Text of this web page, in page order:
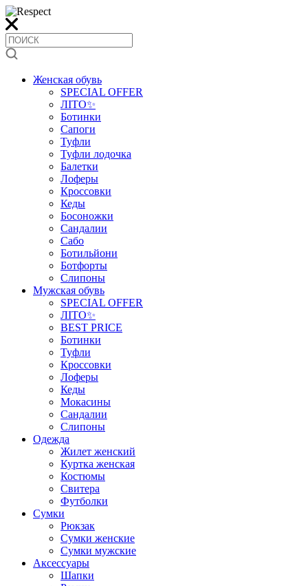
Женская обувь
SPECIAL OFFER
ЛІТО✨
Ботинки
Сапоги
Туфли
Туфли лодочка
Балетки
Лоферы
Кроссовки
Кеды
Босоножки
Сандалии
Сабо
Ботильйони
Ботфорты
Слипоны
Мужская обувь
SPECIAL OFFER
ЛІТО✨
BEST PRICE
Ботинки
Туфли
Кроссовки
Лоферы
Кеды
Мокасины
Сандалии
Слипоны
Одежда
Жилет женский
Куртка женская
Костюмы
Свитера
Футболки
Сумки
Рюкзак
Сумки женские
Сумки мужские
Аксеcсуары
Шапки